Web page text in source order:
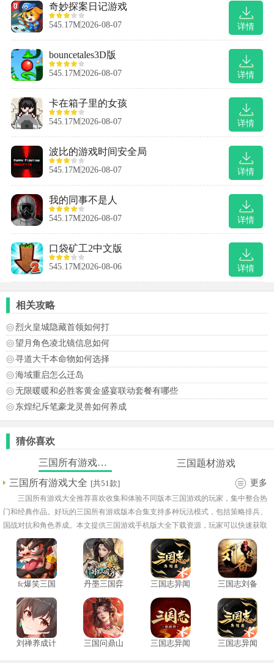
详情
奇妙探案日记游戏
545.17M 2026-08-07
详情
bouncetales3D版
545.17M 2026-08-07
详情
卡在箱子里的女孩
545.17M 2026-08-07
详情
波比的游戏时间安全局
545.17M 2026-08-07
详情
我的同事不是人
545.17M 2026-08-07
详情
口袋矿工2中文版
545.17M 2026-08-06
相关攻略
烈火皇城隐藏首领如何打
望月角色凌北镜信息如何
寻道大千本命物如何选择
海域重启怎么迁岛
无限暖暖和必胜客黄金盛宴联动套餐有哪些
东煌纪斥笔豪龙灵兽如何养成
猜你喜欢
三国所有游戏大全
三国题材游戏
三国所有游戏大全 [共51款] 更多
三国所有游戏大全推荐喜欢收集和体验不同版本三国游戏的玩家，集中整合热
门和经典作品。好玩的三国所有游戏版本合集支持多种玩法模式，包括策略排兵、
国战对抗和角色养成。本文提供三国游戏手机版大全下载资源，玩家可以快速获取
完整资源，随时畅玩各版本三国手游，感受策略、养成与对战的多重乐趣，让三国
世界的精彩随时掌握在手中。
fc爆笑三国
丹墨三国弈
三国志异闻
三国志刘备
刘禅养成计
三国问鼎山
三国志异闻
三国志异闻